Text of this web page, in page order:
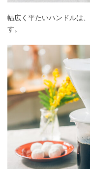
幅広く平たいハンドルは
す。